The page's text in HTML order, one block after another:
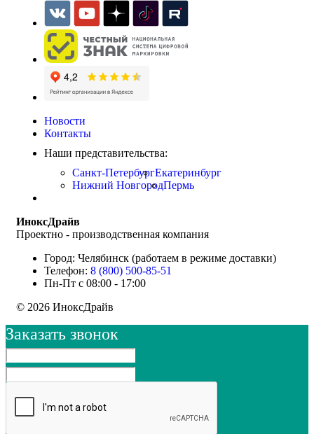
Новости
Контакты
Наши представительства:
Санкт-ПетербургЕкатеринбург
Нижний НовгородПермь
ИноксДрайв
Проектно - производственная компания
Город: Челябинск (работаем в режиме доставки)
Телефон: 8 (800) 500-85-51
Пн-Пт с 08:00 - 17:00
© 2026 ИноксДрайв
Заказать звонок